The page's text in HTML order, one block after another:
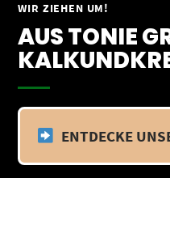
WIR ZIEHEN UM!
AUS TONIE
ENTDECKE
Springe
Inhalt
Vom 09.04.25 - 20.04.25
Zeitraum findet kein